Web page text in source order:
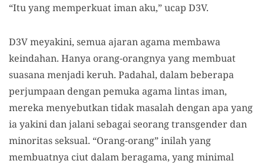
“Itu yang memperkuat iman aku,” ucap D3V.
D3V meyakini, semua ajaran agama membawa
keindahan. Hanya orang-orangnya yang membuat
suasana menjadi keruh. Padahal, dalam beberapa
perjumpaan dengan pemuka agama lintas iman,
mereka menyebutkan tidak masalah dengan apa yang
ia yakini dan jalani sebagai seorang transgender dan
minoritas seksual. “Orang-orang” inilah yang
membuatnya ciut dalam beragama, yang minimal